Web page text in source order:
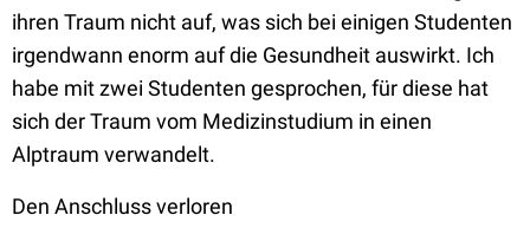
ihren Traum nicht auf, was sich bei einigen Studenten
irgendwann enorm auf die Gesundheit auswirkt. Ich
habe mit zwei Studenten gesprochen, für diese hat
sich der Traum vom Medizinstudium in einen
Alptraum verwandelt.
Den Anschluss verloren